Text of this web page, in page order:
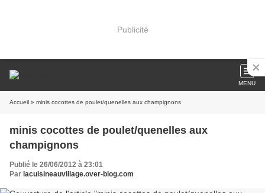
Publicité
MENU
Accueil » minis cocottes de poulet/quenelles aux champignons
minis cocottes de poulet/quenelles aux
champignons
Publié le 26/06/2012 à 23:01
Par lacuisineauvillage.over-blog.com